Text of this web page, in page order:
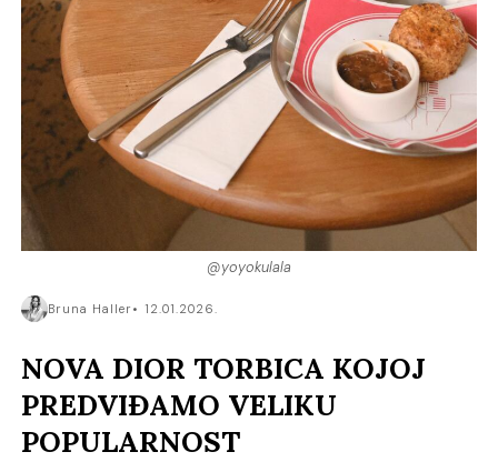
@yoyokulala
Bruna Haller 12.01.2026.
NOVA DIOR TORBICA KOJOJ
PREDVIĐAMO VELIKU
POPULARNOST